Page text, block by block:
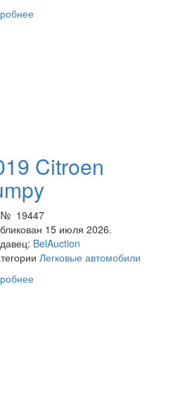
Citroen
№ 19447
15 июля 2026.
BelAuction
Легковые автомобили